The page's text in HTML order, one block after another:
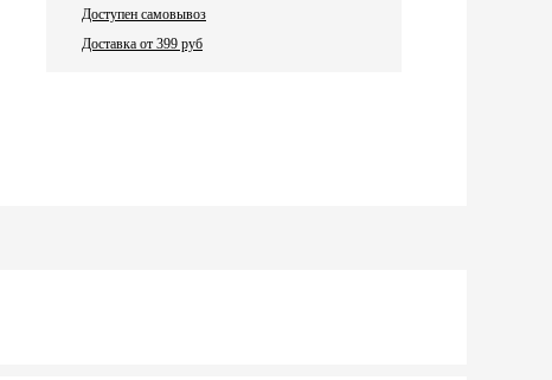
Доступен самовывоз
Доставка от 399 руб